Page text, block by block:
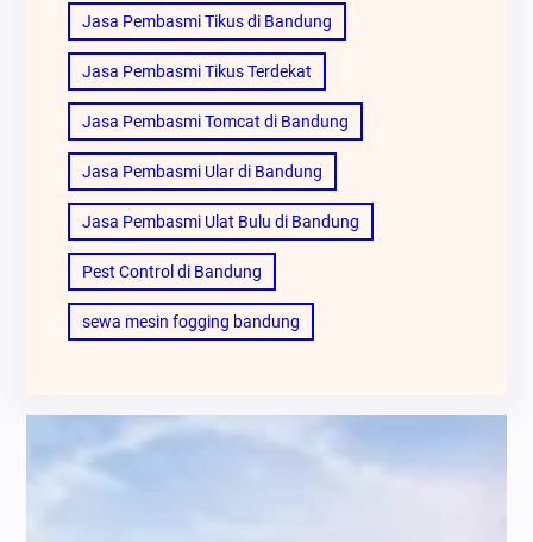
Jasa Pembasmi Tikus di Bandung
Jasa Pembasmi Tikus Terdekat
Jasa Pembasmi Tomcat di Bandung
Jasa Pembasmi Ular di Bandung
Jasa Pembasmi Ulat Bulu di Bandung
Pest Control di Bandung
sewa mesin fogging bandung